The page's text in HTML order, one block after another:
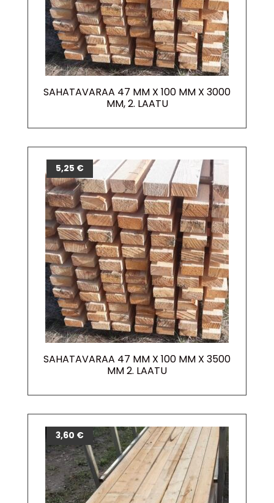
SAHATAVARAA 47 MM X 100 MM X 3000
MM, 2. LAATU
SAHATAVARAA 47 MM X 100 MM X 3500
MM 2. LAATU
5,25 €
3,60 €